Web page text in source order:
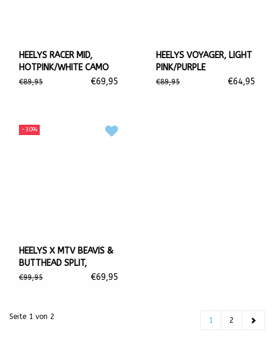
HEELYS RACER MID,
HOTPINK/WHITE CAMO
€89,95 €69,95
HEELYS VOYAGER, LIGHT
PINK/PURPLE
€89,95 €64,95
-30%
HEELYS X MTV BEAVIS &
BUTTHEAD SPLIT,
BLACK/RED
€99,95 €69,95
Seite 1 von 2 1 2